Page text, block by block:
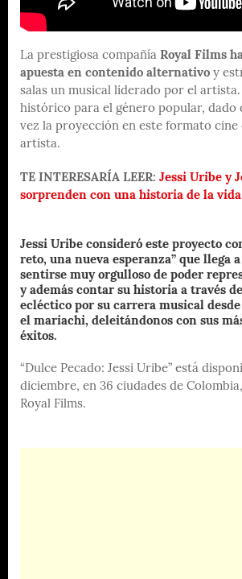
La prestigiosa compañía Royal Films
apuesta en contenido alternativo y
salas un musical liderado por el
histórico para el género popular, dado
vez la proyección en este formato cine
artista.
TE INTERESARÍA LEER: Jessi Uribe y
sorprenden con una historia de la
Jessi Uribe consideró este proyecto
reto, una nueva esperanza” que llega
sentirse muy orgulloso de poder
y además contar su historia a través
ecléctico por su carrera musical
el mariachi, deleitándonos con sus
éxitos.
“Dulce Pecado: Jessi Uribe” está
diciembre, en 36 ciudades de
Royal Films.